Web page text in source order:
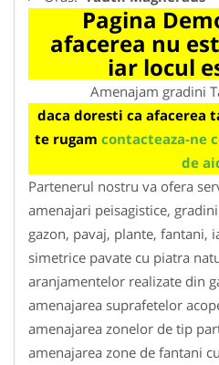
Pagina
afacerea nu
iar locul
Amenajam gradini
daca doresti ca afacerea
te rugam contacteaza-ne
de
Partenerul nostru va ofera
amenajari peisagistice,
gazon, pavaj, plante, fantani,
simetrice pavate cu piatra
aranjamentelor realizate din
amenajarea suprafetelor
amenajarea zonelor de tip
amenajarea zone de fantani